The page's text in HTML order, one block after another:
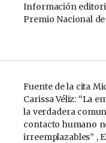
Información
Premio Nacional
Fuente de la cita
Carissa Véliz: “La
la verdadera
contacto humano
irreemplazables” ,